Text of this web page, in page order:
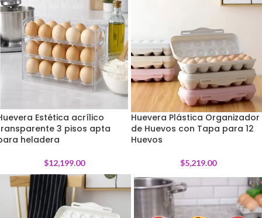
Estética acrílico
3 pisos apta
heladera
$12,199.00
Huevera Plástica Organizador
de Huevos con Tapa para 12
Huevos
$5,219.00